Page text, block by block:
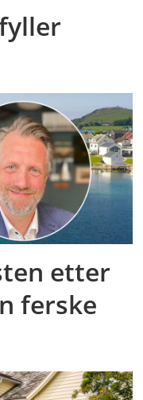
etter
ferske